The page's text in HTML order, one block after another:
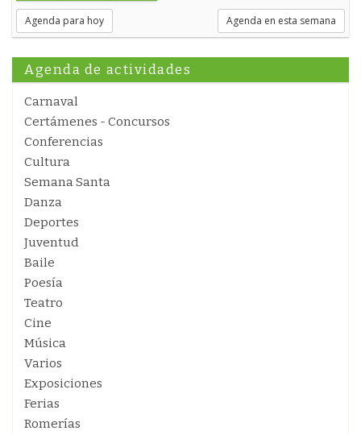
Agenda para hoy Agenda en esta semana
Agenda de actividades
Carnaval
Certámenes - Concursos
Conferencias
Cultura
Semana Santa
Danza
Deportes
Juventud
Baile
Poesía
Teatro
Cine
Música
Varios
Exposiciones
Ferias
Romerías